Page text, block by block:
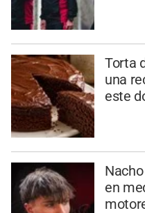
Torta
una
este
en